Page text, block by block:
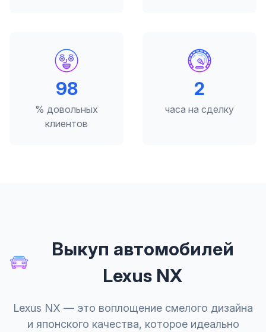
98
% довольных
клиентов
2
часа на сделку
Выкуп автомобилей
Lexus NX
Lexus NX — это воплощение смелого дизайна
и японского качества, которое идеально